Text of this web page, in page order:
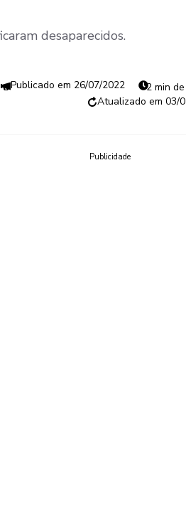
desaparecidos.
26/07/2022
2 min
03/
Publicidade